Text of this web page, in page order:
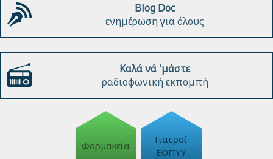
Blog Doc
ενημέρωση για όλους
Καλά νά 'μάστε
ραδιοφωνική εκπομπή
Φαρμακεία
Γιατροί
ΕΟΠΥΥ